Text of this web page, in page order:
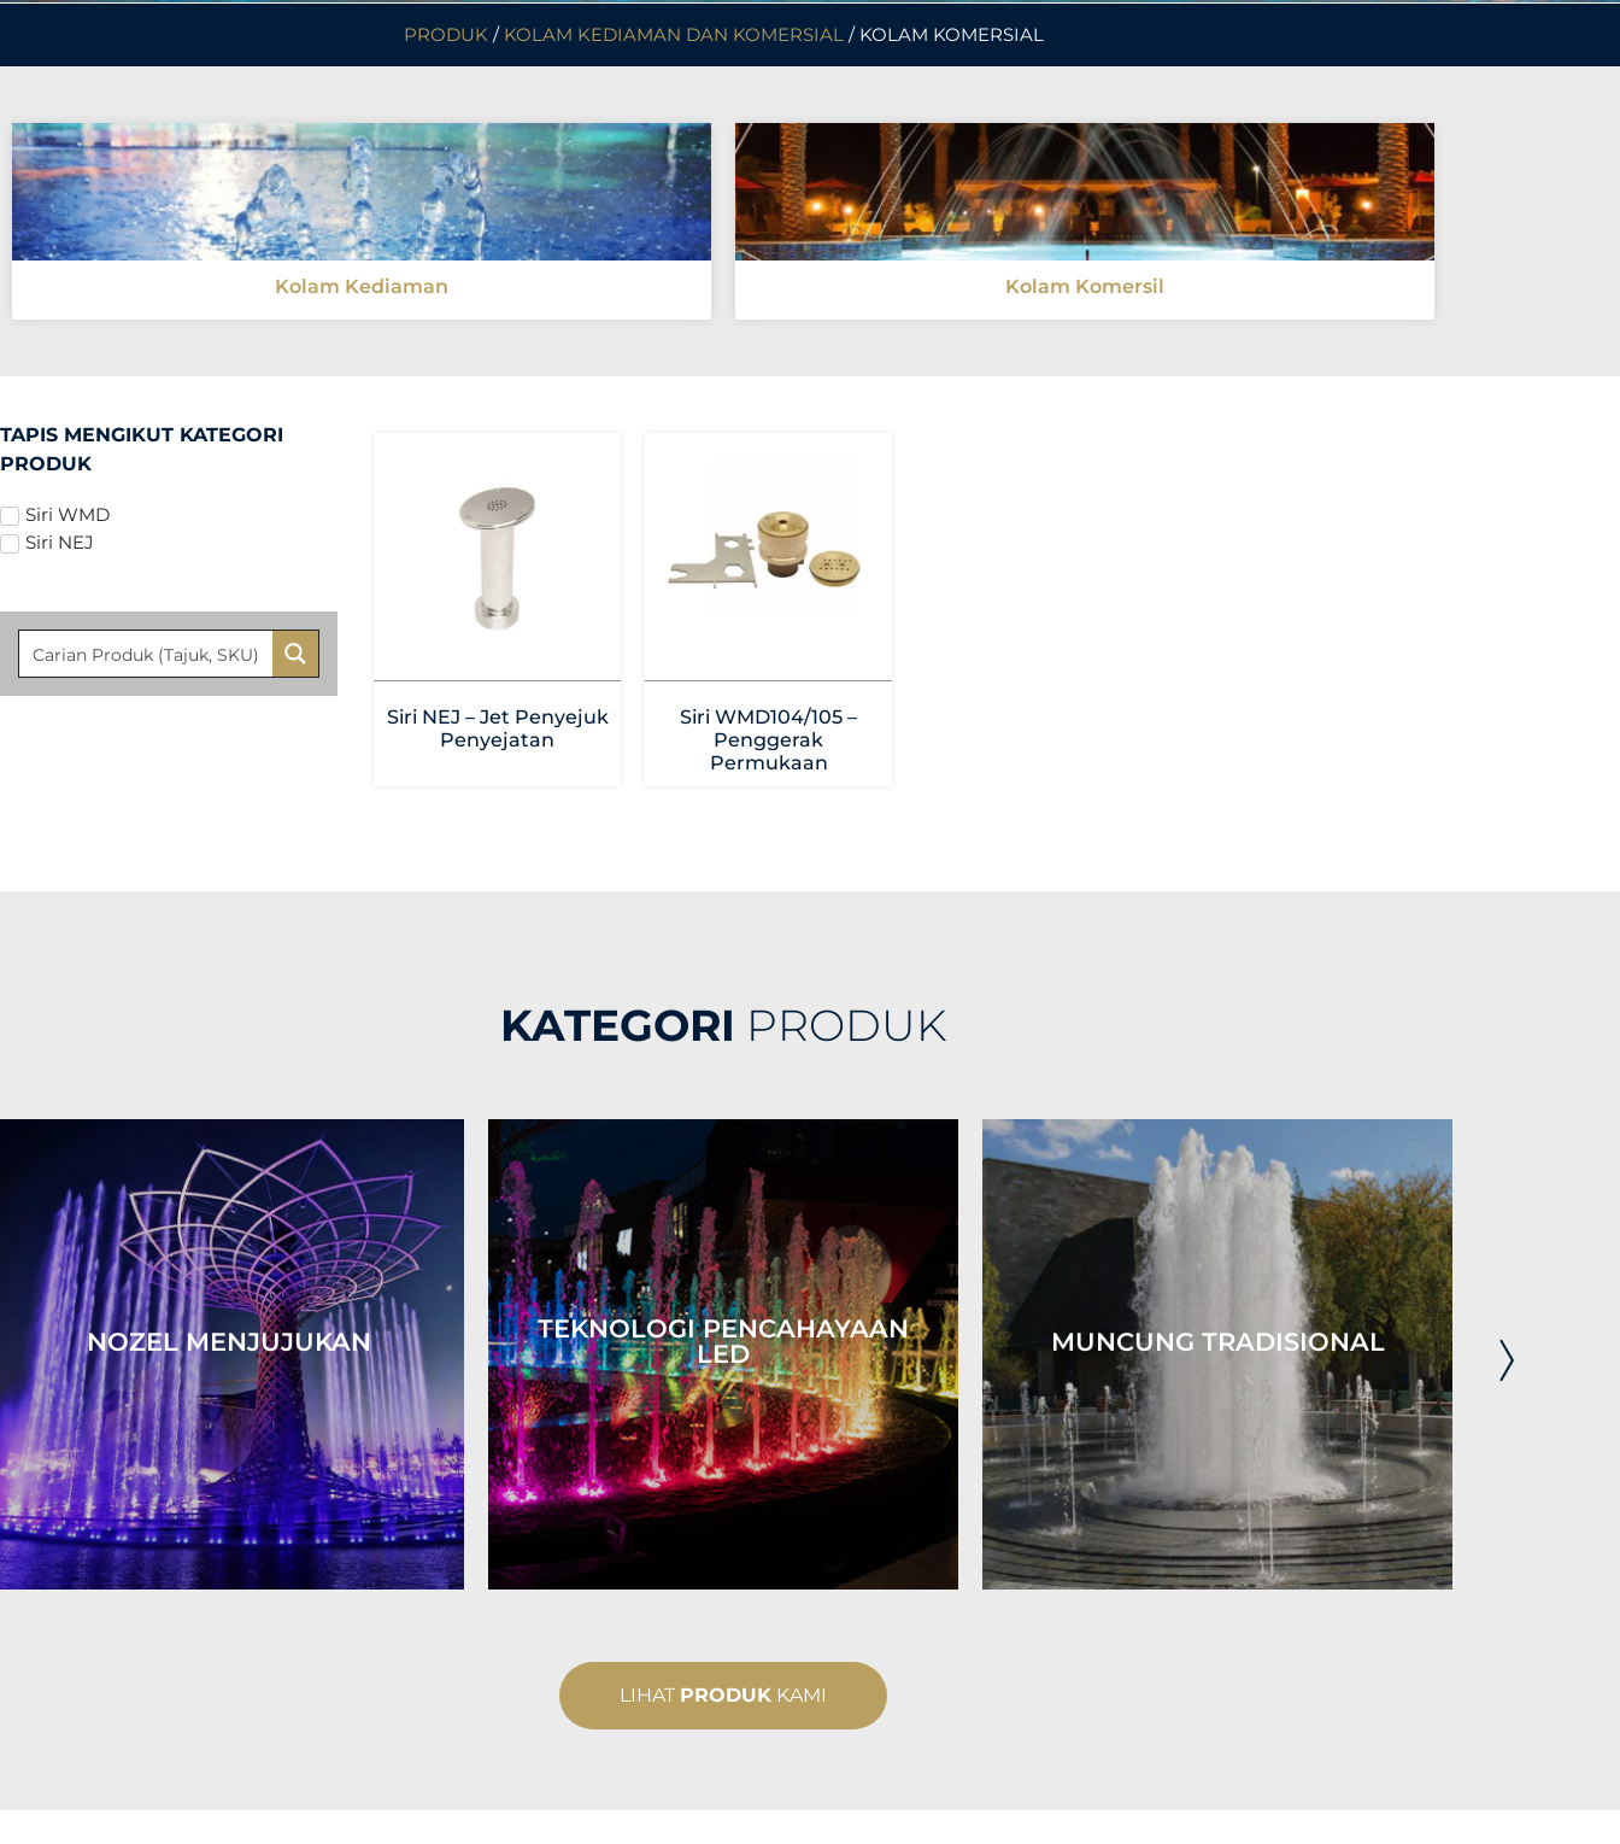
PRODUK/ KOLAM KEDIAMAN DAN KOMERSIAL/ KOLAM KOMERSIAL
Kolam Kediaman Kolam Komersil
TAPIS MENGIKUT KATEGORI
PRODUK
Siri WMD
Siri NEJ
Siri NEJ – Jet Penyejuk
Penyejatan
Siri WMD104/105 –
Penggerak
Permukaan
KATEGORI PRODUK
NOZEL MENJUJUKAN
TEKNOLOGI PENCAHAYAAN
LED
MUNCUNG TRADISIONAL
LIHAT PRODUK KAMI